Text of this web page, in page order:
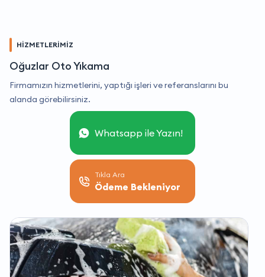
HİZMETLERİMİZ
Oğuzlar Oto Yıkama
Firmamızın hizmetlerini, yaptığı işleri ve referanslarını bu
alanda görebilirsiniz.
Whatsapp ile Yazın!
Tıkla Ara
Ödeme Bekleniyor